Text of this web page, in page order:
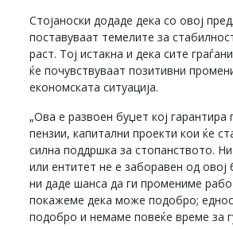
Стојаноски додаде дека со овој
поставуваат темелите за
раст. Тој истакна и дека сите
ќе почувствуваат позитивни
економската ситуација.
„Ова е развоен буџет кој гарантира
пензии, капитални проекти кои ќе
силна поддршка за стопанството.
или ентитет не е заборавен од овој
ни даде шанса да ги промениме
покажеме дека може подобро;
подобро и немаме повеќе време за